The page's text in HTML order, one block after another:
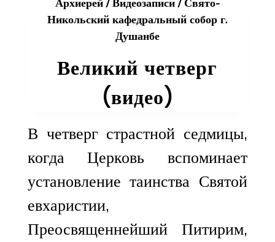
Никольский кафедральный собор г.
Душанбе
Великий четверг
(видео)
В четверг страстной седмицы,
когда Церковь вспоминает
установление таинства Святой
евхаристии,
Преосвященнейший Питирим,